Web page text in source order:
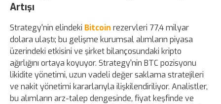
Artışı
Strategy'nin elindeki Bitcoin rezervleri 77,4 milyar
dolara ulaştı; bu gelişme kurumsal alımların piyasa
üzerindeki etkisini ve şirket bilançosundaki kripto
ağırlığını ortaya koyuyor. Strategy'nin BTC pozisyonu
likidite yönetimi, uzun vadeli değer saklama stratejileri
ve nakit yönetimi kararlarıyla ilişkilendiriliyor. Analistler,
bu alımların arz-talep dengesinde, fiyat keşfinde ve